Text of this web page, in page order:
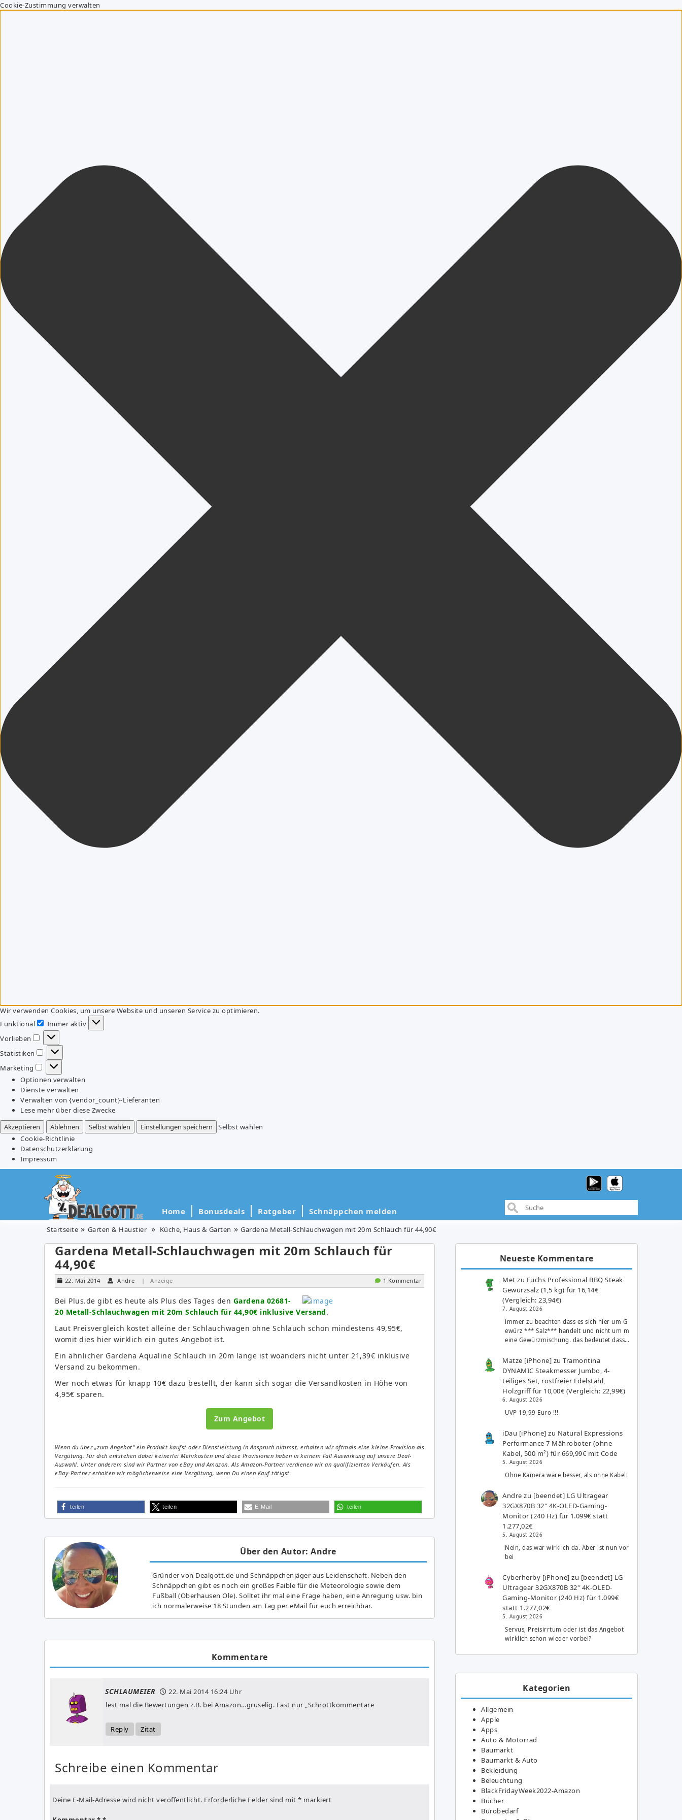
Cookie-Zustimmung verwalten
Wir verwenden Cookies, um unsere Website und unseren Service zu optimieren.
Funktional
Funktional
Immer aktiv
Vorlieben
Vorlieben
Statistiken
Statistiken
Marketing
Marketing
Optionen verwalten
Dienste verwalten
Verwalten von {vendor_count}-Lieferanten
Lese mehr über diese Zwecke
Akzeptieren
Ablehnen Selbst wählen Einstellungen speichern
Selbst wählen
Cookie-Richtlinie
Datenschutzerklärung
Impressum
Home Bonusdeals Ratgeber Schnäppchen melden
Startseite Garten & Haustier Küche, Haus & Garten Gardena Metall-Schlauchwagen mit 20m Schlauch für 44,90€
Gardena Metall-Schlauchwagen mit 20m Schlauch für
44,90€
22. Mai 2014 Andre | Anzeige 1 Kommentar
Bei Plus.de gibt es heute als Plus des Tages den Gardena 02681-
20 Metall-Schlauchwagen mit 20m Schlauch für 44,90€ inklusive Versand.
Laut Preisvergleich kostet alleine der Schlauchwagen ohne Schlauch schon mindestens 49,95€,
womit dies hier wirklich ein gutes Angebot ist.
Ein ähnlicher Gardena Aqualine Schlauch in 20m länge ist woanders nicht unter 21,39€ inklusive
Versand zu bekommen.
Wer noch etwas für knapp 10€ dazu bestellt, der kann sich sogar die Versandkosten in Höhe von
4,95€ sparen.
Zum Angebot
Wenn du über „zum Angebot“ ein Produkt kaufst oder Dienstleistung in Anspruch nimmst, erhalten wir oftmals eine kleine Provision als
Vergütung. Für dich entstehen dabei keinerlei Mehrkosten und diese Provisionen haben in keinem Fall Auswirkung auf unsere Deal-
Auswahl. Unter anderem sind wir Partner von eBay und Amazon. Als Amazon-Partner verdienen wir an qualifizierten Verkäufen. Als
eBay-Partner erhalten wir möglicherweise eine Vergütung, wenn Du einen Kauf tätigst.
teilen teilen E-Mail teilen
Über den Autor: Andre
Gründer von Dealgott.de und Schnäppchenjäger aus Leidenschaft. Neben den
Schnäppchen gibt es noch ein großes Fai­ble für die Meteorologie sowie dem
Fußball (Oberhausen Ole). Solltet ihr mal eine Frage haben, eine Anregung usw. bin
ich normalerweise 18 Stunden am Tag per eMail für euch erreichbar.
Kommentare
SCHLAUMEIER 22. Mai 201416:24 Uhr
lest mal die Bewertungen z.B. bei Amazon…gruselig. Fast nur „Schrottkommentare
Reply Zitat
Schreibe einen Kommentar
Deine E-Mail-Adresse wird nicht veröffentlicht. Erforderliche Felder sind mit * markiert
Neueste Kommentare
Met zu Fuchs Professional BBQ Steak
Gewürzsalz (1,5 kg) für 16,14€
(Vergleich: 23,94€)
7. August 2026
immer zu beachten dass es sich hier um G
ewürz *** Salz*** handelt und nicht um m
eine Gewürzmischung. das bedeutet dass…
Matze [iPhone] zuTramontina
DYNAMIC Steakmesser Jumbo, 4-
teiliges Set, rostfreier Edelstahl,
Holzgriff für 10,00€ (Vergleich: 22,99€)
6. August 2026
UVP 19,99 Euro !!!
iDau [iPhone] zu Natural Expressions
Performance 7 Mähroboter (ohne
Kabel, 500 m²) für 669,99€ mit Code
5. August 2026
Ohne Kamera wäre besser, als ohne Kabel!
Andre zu [beendet] LG Ultragear
32GX870B 32″ 4K-OLED-Gaming-
Monitor (240 Hz) für 1.099€ statt
1.277,02€
5. August 2026
Nein, das war wirklich da. Aber ist nun vor
bei
Cyberherby [iPhone] zu [beendet] LG
Ultragear 32GX870B 32″ 4K-OLED-
Gaming-Monitor (240 Hz) für 1.099€
statt 1.277,02€
5. August 2026
Servus, Preisirrtum oder ist das Angebot
wirklich schon wieder vorbei?
Kategorien
Allgemein
Apple
Apps
Auto & Motorrad
Baumarkt
Baumarkt & Auto
Bekleidung
Beleuchtung
BlackFridayWeek2022-Amazon
Bücher
Bürobedarf